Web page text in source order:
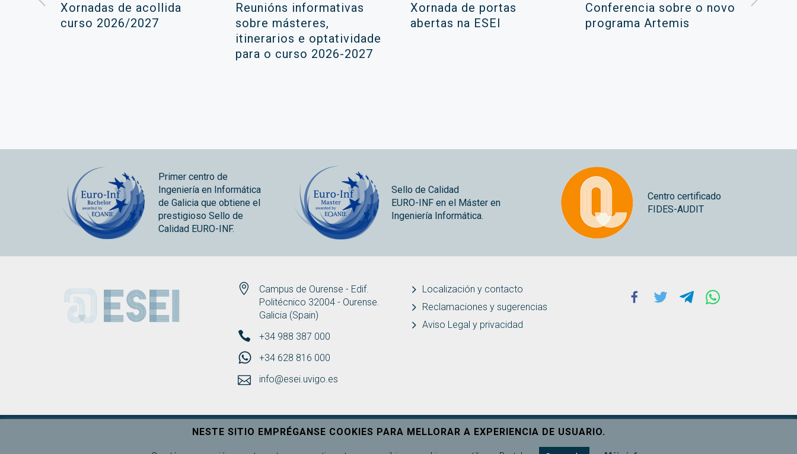
Xornadas de acollida
curso 2026/2027
Reunións informativas
sobre másteres,
itinerarios e optatividade
para o curso 2026-2027
Xornada de portas
abertas na ESEI
Conferencia sobre o novo
programa Artemis
Primer centro de
Ingeniería en Informática
de Galicia que obtiene el
prestigioso Sello de
Calidad EURO-INF.
Sello de Calidad
EURO-INF en el Máster en
Ingeniería Informática.
Centro certificado
FIDES-AUDIT
ESEI
Campus de Ourense - Edif.
Politécnico 32004 - Ourense.
Galicia (Spain)
+34 988 387 000
+34 628 816 000
info@esei.uvigo.es
Localización y contacto
Reclamaciones y sugerencias
Aviso Legal y privacidad
Facebook
Twitter Telegram
NESTE SITIO EMPRÉGANSE COOKIES PARA MELLORAR A EXPERIENCIA DE USUARIO.